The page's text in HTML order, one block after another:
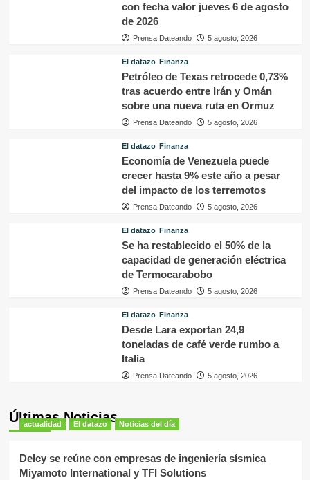
con fecha valor jueves 6 de agosto
de 2026
Prensa Dateando 5 agosto, 2026
El datazo Finanza
Petróleo de Texas retrocede 0,73%
tras acuerdo entre Irán y Omán
sobre una nueva ruta en Ormuz
Prensa Dateando 5 agosto, 2026
El datazo Finanza
Economía de Venezuela puede
crecer hasta 9% este año a pesar
del impacto de los terremotos
Prensa Dateando 5 agosto, 2026
El datazo Finanza
Se ha restablecido el 50% de la
capacidad de generación eléctrica
de Termocarabobo
Prensa Dateando 5 agosto, 2026
El datazo Finanza
Desde Lara exportan 24,9
toneladas de café verde rumbo a
Italia
Prensa Dateando 5 agosto, 2026
Últimas Noticias
actualidad El datazo Noticias del día
Delcy se reúne con empresas de ingeniería sísmica
Miyamoto International y TFI Solutions